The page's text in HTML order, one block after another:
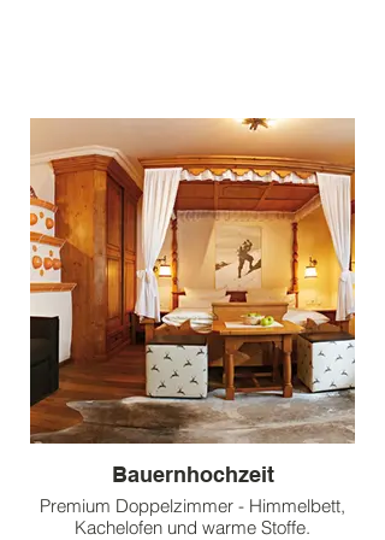
Bauernhochzeit
Premium Doppelzimmer - Himmelbett,
Kachelofen und warme Stoffe.